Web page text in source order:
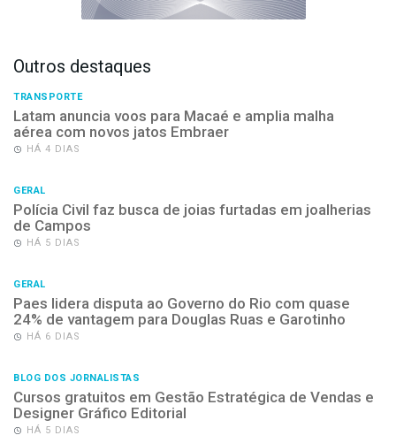
Outros destaques
TRANSPORTE
Latam anuncia voos para Macaé e amplia malha
aérea com novos jatos Embraer
HÁ 4 DIAS
GERAL
Polícia Civil faz busca de joias furtadas em joalherias
de Campos
HÁ 5 DIAS
GERAL
Paes lidera disputa ao Governo do Rio com quase
24% de vantagem para Douglas Ruas e Garotinho
HÁ 6 DIAS
BLOG DOS JORNALISTAS
Cursos gratuitos em Gestão Estratégica de Vendas e
Designer Gráfico Editorial
HÁ 5 DIAS